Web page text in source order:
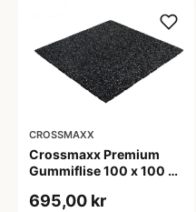
CROSSMAXX
Crossmaxx Premium
Gummiflise 100 x 100 x
695,00 kr